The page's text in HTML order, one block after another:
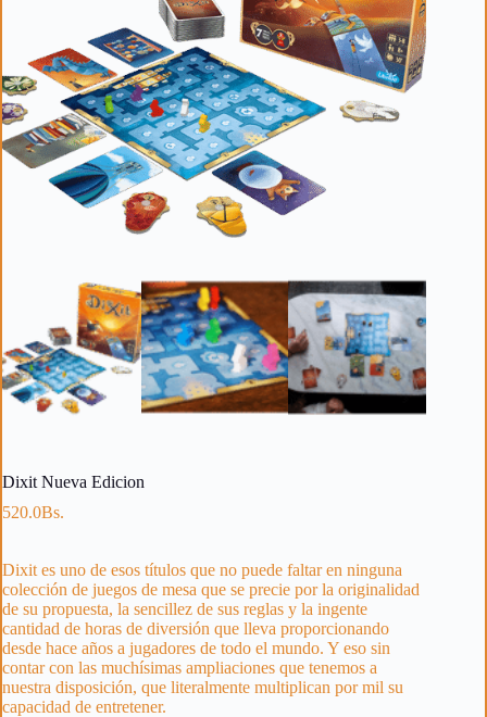
Dixit Nueva Edicion
520.0Bs.
Dixit es uno de esos títulos que no puede faltar en ninguna
colección de juegos de mesa que se precie por la originalidad
de su propuesta, la sencillez de sus reglas y la ingente
cantidad de horas de diversión que lleva proporcionando
desde hace años a jugadores de todo el mundo. Y eso sin
contar con las muchísimas ampliaciones que tenemos a
nuestra disposición, que literalmente multiplican por mil su
capacidad de entretener.